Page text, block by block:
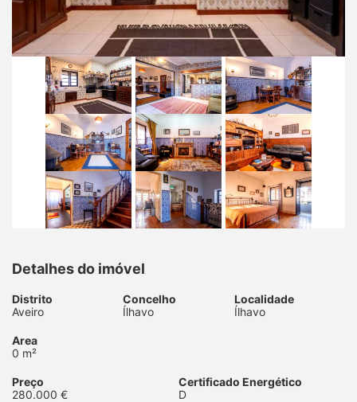
Detalhes do imóvel
Distrito
Aveiro
Concelho
Ílhavo
Localidade
Ílhavo
Area
0 m²
Preço
280.000 €
Certificado Energético
D